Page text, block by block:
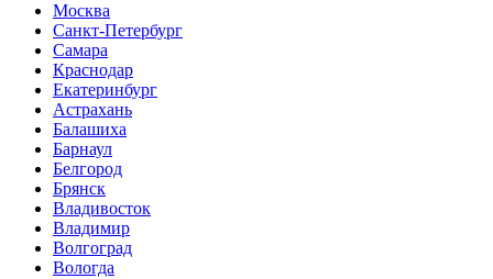
Москва
Санкт-Петербург
Самара
Краснодар
Екатеринбург
Астрахань
Балашиха
Барнаул
Белгород
Брянск
Владивосток
Владимир
Волгоград
Вологда